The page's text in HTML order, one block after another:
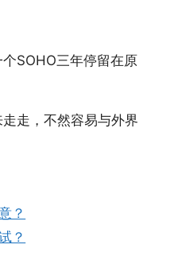
SOHO三年停留在原
走，不然容易与外界
？
？